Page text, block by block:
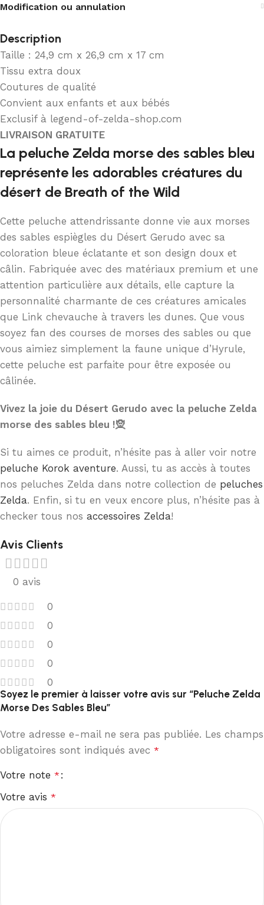
Modification ou annulation
Description
Taille : 24,9 cm x 26,9 cm x 17 cm
Tissu extra doux
Coutures de qualité
Convient aux enfants et aux bébés
Exclusif à legend-of-zelda-shop.com
LIVRAISON GRATUITE
La peluche Zelda morse des sables bleu
représente les adorables créatures du
désert de Breath of the Wild
Cette peluche attendrissante donne vie aux morses
des sables espiègles du Désert Gerudo avec sa
coloration bleue éclatante et son design doux et
câlin. Fabriquée avec des matériaux premium et une
attention particulière aux détails, elle capture la
personnalité charmante de ces créatures amicales
que Link chevauche à travers les dunes. Que vous
soyez fan des courses de morses des sables ou que
vous aimiez simplement la faune unique d’Hyrule,
cette peluche est parfaite pour être exposée ou
câlinée.
Vivez la joie du Désert Gerudo avec la peluche Zelda
morse des sables bleu !🧝
Si tu aimes ce produit, n’hésite pas à aller voir notre
peluche Korok aventure. Aussi, tu as accès à toutes
nos peluches Zelda dans notre collection de peluches
Zelda. Enfin, si tu en veux encore plus, n’hésite pas à
checker tous nos accessoires Zelda!
Avis Clients
0 avis
0
0
0
0
0
Soyez le premier à laisser votre avis sur “Peluche Zelda
Morse Des Sables Bleu”
Votre adresse e-mail ne sera pas publiée. Les champs
obligatoires sont indiqués avec *
Votre note *
Votre avis *